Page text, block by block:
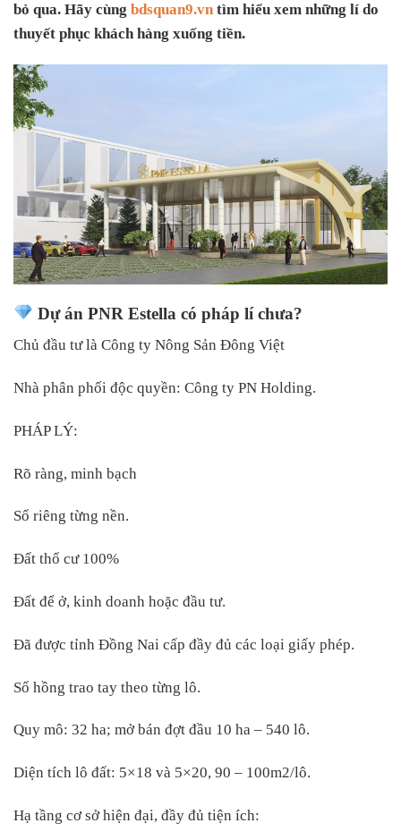
bỏ qua. Hãy cùng bdsquan9.vn tìm hiểu xem những lí do
thuyết phục khách hàng xuống tiền.
Dự án PNR Estella có pháp lí chưa?
Chủ đầu tư là Công ty Nông Sản Đông Việt
Nhà phân phối độc quyền: Công ty PN Holding.
PHÁP LÝ:
Rõ ràng, minh bạch
Sổ riêng từng nền.
Đất thổ cư 100%
Đất để ở, kinh doanh hoặc đầu tư.
Đã được tỉnh Đồng Nai cấp đầy đủ các loại giấy phép.
Sổ hồng trao tay theo từng lô.
Quy mô: 32 ha; mở bán đợt đầu 10 ha – 540 lô.
Diện tích lô đất: 5×18 và 5×20, 90 – 100m2/lô.
Hạ tầng cơ sở hiện đại, đầy đủ tiện ích: